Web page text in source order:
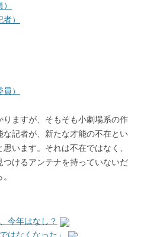
）
）
りますが、そもそも小劇場系の作
記者が、新たな才能の不在とい
います。それは不在ではなく、
けるアンテナを持っていないだ
今年はなし？
はなくなった」